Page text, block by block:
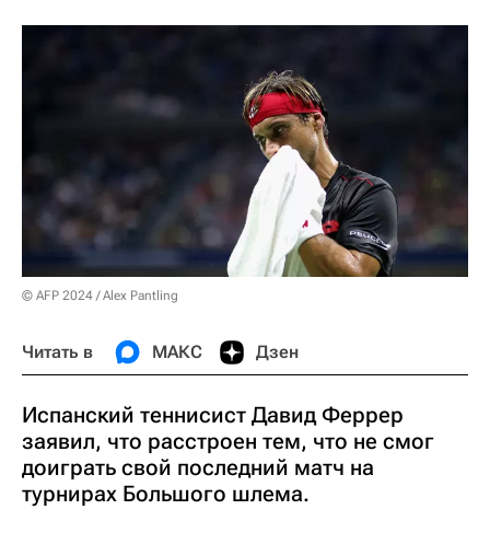
© AFP 2024 / Alex Pantling
Читать в МАКС Дзен
Испанский теннисист Давид Феррер
заявил, что расстроен тем, что не смог
доиграть свой последний матч на
турнирах Большого шлема.